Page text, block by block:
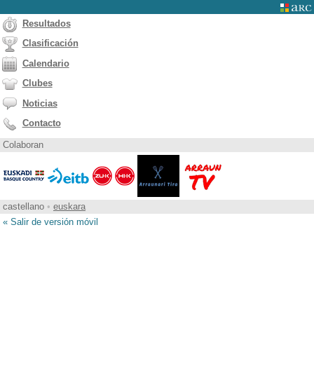
Resultados
Clasificación
Calendario
Clubes
Noticias
Contacto
Colaboran
castellano • euskara
« Salir de versión móvil